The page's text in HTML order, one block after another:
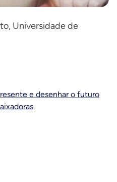
Universidade de
e desenhar o futuro